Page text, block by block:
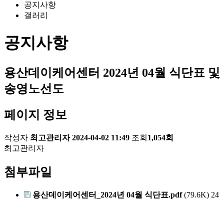
공지사항
갤러리
공지사항
용산데이케어센터 2024년 04월 식단표 및
송영노선도
페이지 정보
작성자 최고관리자 2024-04-02 11:49 조회 1,054회
최고관리자
첨부파일
용산데이케어센터_2024년 04월 식단표.pdf(79.6K) 24